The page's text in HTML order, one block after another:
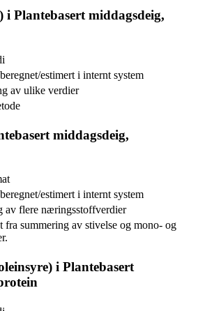
Plantebasert middagsdeig,
estimert i internt system
av ulike verdier
middagsdeig,
estimert i internt system
av flere næringsstoffverdier
fra summering av stivelse og mono- og
i Plantebasert